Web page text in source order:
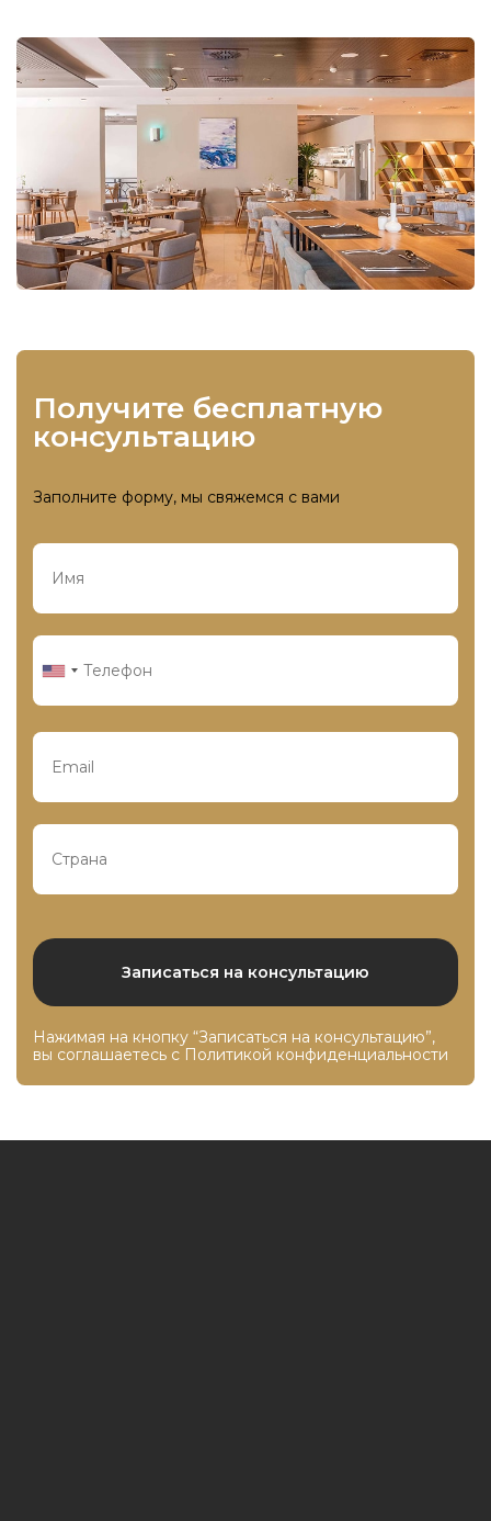
получите бесплатную
консультацию
Заполните форму, мы свяжемся с вами
Нажимая на кнопку “Записаться на консультацию”,
вы соглашаетесь с Политикой конфиденциальности